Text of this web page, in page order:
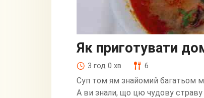
Як приготувати
3 год 0 хв 6
Суп том ям знайомий багатьом
А ви знали, що цю чудову